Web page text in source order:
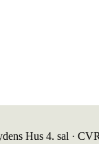
Hus 4. sal ·